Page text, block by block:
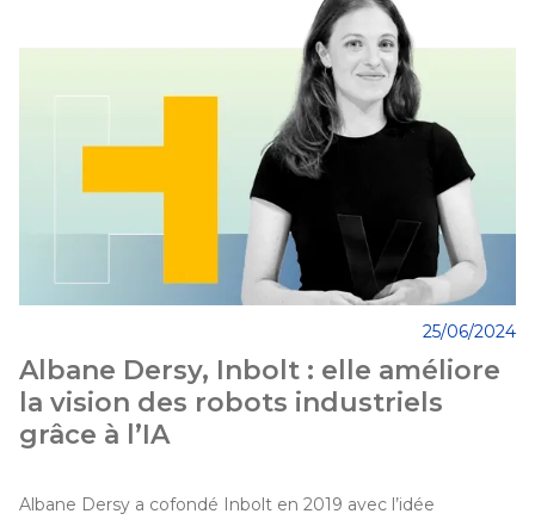
Albane Dersy, Inbolt : elle améliore
la vision des robots industriels
grâce à l’IA
25/06/2024
Albane Dersy a cofondé Inbolt en 2019 avec l’idée